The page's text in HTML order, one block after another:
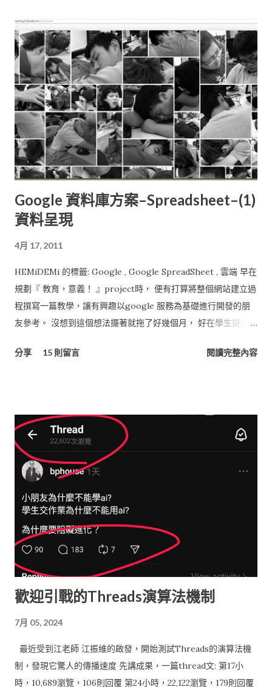
的延宕更是麻煩。這些還不包含
Google 資料庫方案–Spreadsheet–(1)
資料呈現
4月 17, 2011
HEMiDEMi 的標籤: Google , Google SpreadSheet , 雲端 早在
規劃『 教育，意義！ 』project時， 便有打算將整個網站建立過
程撰寫一篇教學，讓有興趣以google 服務為基礎進行開發的朋
友參考。 沒想到這個想法擺著就拖了好幾個月， 好在學生提出了
架構完全建立在Google提供的服務， 廣義來說也是個雲端的系
主機維運的問題， 只要專心做我的創意、嘗鮮就好了！！ 多
棒！ 若將『 教育，意義！ 』網站依功能層次來分類，可以分為
三層結構， 當中的層次與使用技術大致如下： UI 介面層 服務 :
Blogspot (網站介面) , Picasa (相簿空間), Google Apps 技術 :
Javascript , AJAX ( JQuery ) App應用層 服務 : Google App
Engine (GAE) 技術 : Java, Java Server Page (JSP) 資料層 服務 :
Google Docs (文件), Google Spreadsheet (試算表) 技術/函式
庫 : Java, Google Data APIs 本篇文章將著重在介紹以Google
Spreadsheet 做為雲端資料庫， 其他主題將會陸續推出。 若對
Google API 與 Google App Engine 初步建置有興趣， 可以參
考之前文章： 佛心來著的 Google Data API – for JAVA 雲端的
Google Spreadsheet 做為資料庫系統 對於小型的資料系統來
說， 採用Google Spreadsheet做為應用程式資料庫(如問卷調查
或線上系統) 也算堪用， 目前的儲存限制為 : 40 萬個儲存格 每張
工作表最多...
分享 15 則留言 閱讀完整內容
歡迎引戰的Threads演算法機制
7月 05, 2024
最近受到江老師 江振維的啟發，開始測試Threads的演算法機
制，發現它驚人的傳播速度 先講成果，一篇thread文: 第17小
時，10,689瀏覽，106則回覆 第24小時，22,122瀏覽，179則回覆